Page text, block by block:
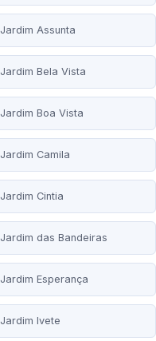
Jardim Assunta
Jardim Bela Vista
Jardim Boa Vista
Jardim Camila
Jardim Cintia
Jardim das Bandeiras
Jardim Esperança
Jardim Ivete